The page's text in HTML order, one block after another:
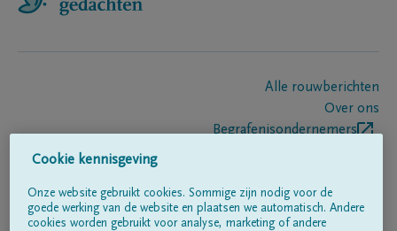
Alle rouwberichten
Over ons
Begrafenisondernemers
Volg ons op
Cookie kennisgeving
Onze website gebruikt cookies. Sommige zijn nodig voor de
goede werking van de website en plaatsen we automatisch. Andere
cookies worden gebruikt voor analyse, marketing of andere